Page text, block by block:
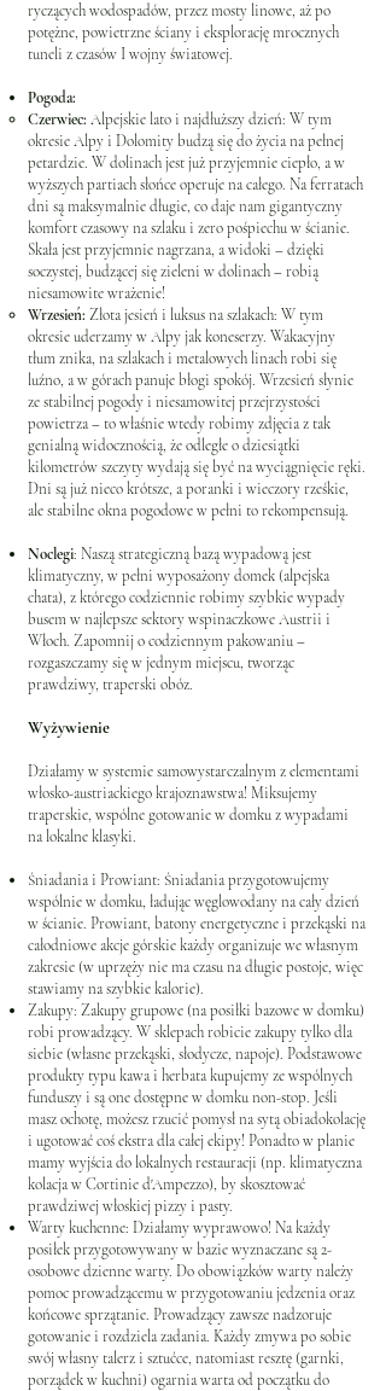
ryczących wodospadów, przez mosty linowe, aż po
potężne, powietrzne ściany i eksplorację mrocznych
tuneli z czasów I wojny światowej.
Pogoda:
Czerwiec: Alpejskie lato i najdłuższy dzień: W tym
okresie Alpy i Dolomity budzą się do życia na pełnej
petardzie. W dolinach jest już przyjemnie ciepło, a w
wyższych partiach słońce operuje na całego. Na ferratach
dni są maksymalnie długie, co daje nam gigantyczny
komfort czasowy na szlaku i zero pośpiechu w ścianie.
Skała jest przyjemnie nagrzana, a widoki – dzięki
soczystej, budzącej się zieleni w dolinach – robią
niesamowite wrażenie!
Wrzesień: Złota jesień i luksus na szlakach: W tym
okresie uderzamy w Alpy jak koneserzy. Wakacyjny
tłum znika, na szlakach i metalowych linach robi się
luźno, a w górach panuje błogi spokój. Wrzesień słynie
ze stabilnej pogody i niesamowitej przejrzystości
powietrza – to właśnie wtedy robimy zdjęcia z tak
genialną widocznością, że odległe o dziesiątki
kilometrów szczyty wydają się być na wyciągnięcie ręki.
Dni są już nieco krótsze, a poranki i wieczory rześkie,
ale stabilne okna pogodowe w pełni to rekompensują.
Noclegi: Naszą strategiczną bazą wypadową jest
klimatyczny, w pełni wyposażony domek (alpejska
chata), z którego codziennie robimy szybkie wypady
busem w najlepsze sektory wspinaczkowe Austrii i
Włoch. Zapomnij o codziennym pakowaniu –
rozgaszczamy się w jednym miejscu, tworząc
prawdziwy, traperski obóz.
Wyżywienie
Działamy w systemie samowystarczalnym z elementami
włosko-austriackiego krajoznawstwa! Miksujemy
traperskie, wspólne gotowanie w domku z wypadami
na lokalne klasyki.
Śniadania i Prowiant: Śniadania przygotowujemy
wspólnie w domku, ładując węglowodany na cały dzień
w ścianie. Prowiant, batony energetyczne i przekąski na
całodniowe akcje górskie każdy organizuje we własnym
zakresie (w uprzęży nie ma czasu na długie postoje, więc
stawiamy na szybkie kalorie).
Zakupy: Zakupy grupowe (na posiłki bazowe w domku)
robi prowadzący. W sklepach robicie zakupy tylko dla
siebie (własne przekąski, słodycze, napoje). Podstawowe
produkty typu kawa i herbata kupujemy ze wspólnych
funduszy i są one dostępne w domku non-stop. Jeśli
masz ochotę, możesz rzucić pomysł na sytą obiadokolację
i ugotować coś ekstra dla całej ekipy! Ponadto w planie
mamy wyjścia do lokalnych restauracji (np. klimatyczna
kolacja w Cortinie d'Ampezzo), by skosztować
prawdziwej włoskiej pizzy i pasty.
Warty kuchenne: Działamy wyprawowo! Na każdy
posiłek przygotowywany w bazie wyznaczane są 2-
osobowe dzienne warty. Do obowiązków warty należy
pomoc prowadzącemu w przygotowaniu jedzenia oraz
końcowe sprzątanie. Prowadzący zawsze nadzoruje
gotowanie i rozdziela zadania. Każdy zmywa po sobie
swój własny talerz i sztućce, natomiast resztę (garnki,
porządek w kuchni) ogarnia warta od początku do